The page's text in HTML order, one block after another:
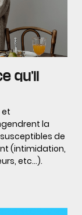
qu’il
et
la
de
(intimidation,
etc…).